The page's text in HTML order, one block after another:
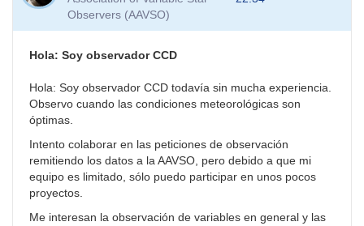
Observers (AAVSO)
Hola: Soy observador CCD
Hola: Soy observador CCD todavía sin mucha experiencia.
Observo cuando las condiciones meteorológicas son
óptimas.
Intento colaborar en las peticiones de observación
remitiendo los datos a la AAVSO, pero debido a que mi
equipo es limitado, sólo puedo participar en unos pocos
proyectos.
Me interesan la observación de variables en general y las